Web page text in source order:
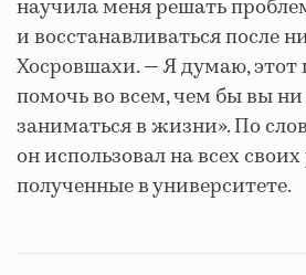
научила меня решать
и восстанавливаться после
Хосровшахи. — Я думаю,
помочь во всем, чем бы вы
заниматься в жизни». По
он использовал на всех
полученные в университете.